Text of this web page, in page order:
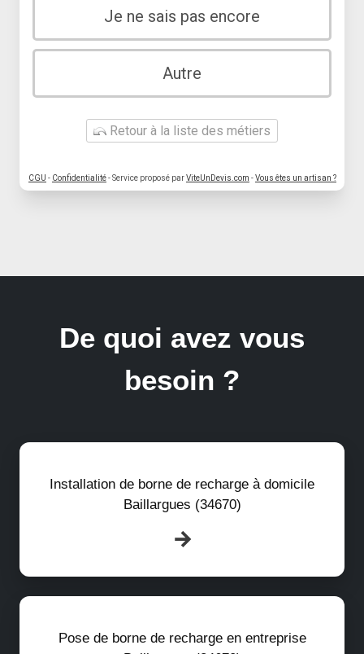
Je ne sais pas encore
Autre
Retour à la liste des métiers
CGU - Confidentialité- Service proposé parViteUnDevis.com -Vous êtes un artisan ?
De quoi avez vous
besoin ?
Installation de borne de recharge à domicile
Baillargues (34670)
Pose de borne de recharge en entreprise